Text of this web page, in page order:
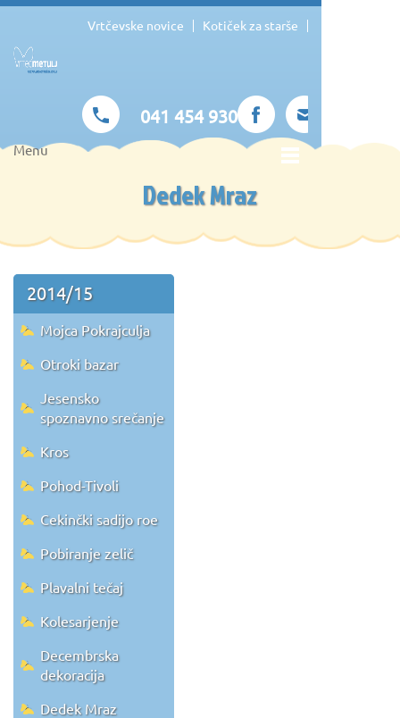
Vrtčevske novice Kotiček za starše
041 454 930
Menu
Dedek Mraz
2014/15
Mojca Pokrajculja
Otroki bazar
Jesensko
spoznavno srečanje
Kros
Pohod-Tivoli
Cekinčki sadijo roe
Pobiranje zelič
Plavalni tečaj
Kolesarjenje
Decembrska
dekoracija
Dedek Mraz